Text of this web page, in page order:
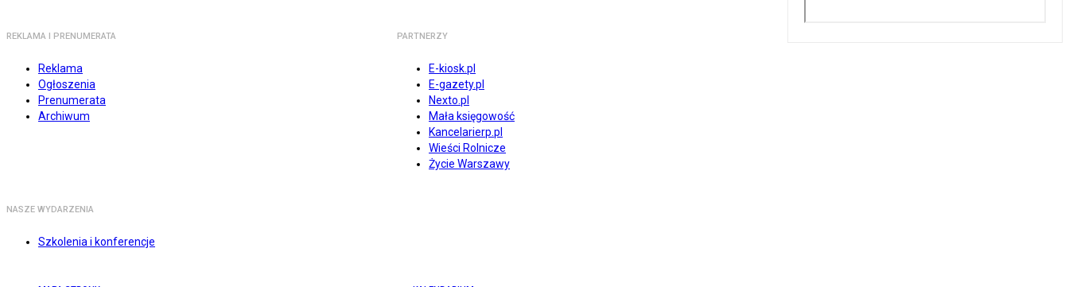
REKLAMA I PRENUMERATA
Reklama
Ogłoszenia
Prenumerata
Archiwum
PARTNERZY
E-kiosk.pl
E-gazety.pl
Nexto.pl
Mała księgowość
Kancelarierp.pl
Wieści Rolnicze
Życie Warszawy
NASZE WYDARZENIA
Szkolenia i konferencje